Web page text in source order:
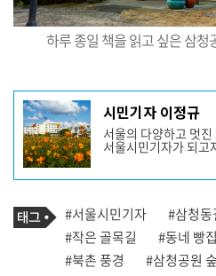
하루 종일 책을 읽고 싶은 삼
기
사
작
성
자
프
필
시민기자 이정규
서울의 다양하고 멋
서울시민기자가 되고
기
사
관
련
태
태
그
#서울시민기자 #삼청동
#작은 골목길
#동네 빵집
#북촌 풍경
#삼청공원